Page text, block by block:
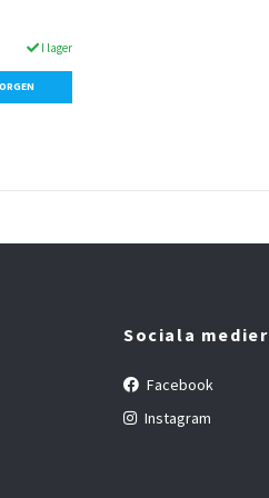
I lager
Sociala medier
Facebook
Instagram